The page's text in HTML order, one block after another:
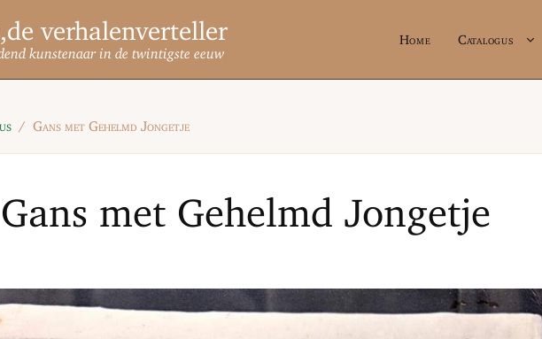
kunstenaar in de twintigste eeuw
Home Catalogus
Gans met Gehelmd Jongetje
Gans met Gehelmd Jongetje